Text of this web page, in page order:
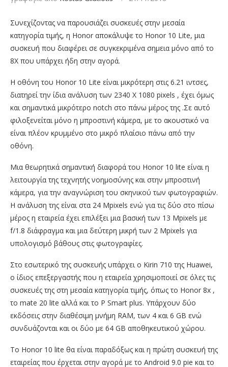
Συνεχίζοντας να παρουσιάζει συσκευές στην μεσαία
κατηγορία τιμής, η Honor αποκάλυψε το Honor 10 Lite, μια
συσκευή που διαφέρει σε συγκεκριμένα σημεια μόνο από το
8Χ που υπάρχει ήδη στην αγορά.
Η οθόνη του Honor 10 Lite είναι μικρότερη στις 6.21 ιντσες,
διατηρεί την ίδια ανάλυση των 2340 X 1080 pixels , έχει όμως
και σημαντικά μικρότερο notch στο πάνω μέρος της .Σε αυτό
φιλοξενείται μόνο η μπροστινή κάμερα, με το ακουστικό να
είναι πλέον κρυμμένο στο μικρό πλαίσιο πάνω από την
οθόνη.
Μια θεωρητικά σημαντική διαφορά του Honor 10 lite είναι η
λειτουργία της τεχνητής νοημοσύνης και στην μπροστινή
κάμερα, για την αναγνώριση του σκηνικού των φωτογραφιών.
Η ανάλυση της είναι στα 24 Mpixels ενώ για τις δύο στο πίσω
μέρος η εταιρεία έχει επιλέξει μια βασική των 13 Mpixels με
f/1.8 διάφραγμα και μια δεύτερη μικρή των 2 Mpixels για
υπολογισμό βάθους στις φωτογραφίες.
Στο εσωτερικό της συσκευής υπάρχει ο Kirin 710 της Huawei,
ο ίδιος επεξεργαστής που η εταιρεία χρησιμοποιεί σε όλες τις
συσκευές της στη μεσαία κατηγορία τιμής, όπως το Honor 8x ,
το mate 20 lite αλλά και το P Smart plus. Υπάρχουν δύο
εκδόσεις στην διαθέσιμη μνήμη RAM, των 4 και 6 GB ενώ
συνδυάζονται και οι δύο με 64 GB αποθηκευτικού χώρου.
Το Honor 10 lite θα είναι παραδόξως και η πρώτη συσκευή της
εταιρείας που έρχεται στην αγορά με το Android 9.0 pie και το